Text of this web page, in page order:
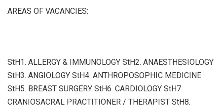
AREAS OF VACANCIES:
StH1. ALLERGY & IMMUNOLOGY StH2. ANAESTHESIOLOGY
StH3. ANGIOLOGY StH4. ANTHROPOSOPHIC MEDICINE
StH5. BREAST SURGERY StH6. CARDIOLOGY StH7.
CRANIOSACRAL PRACTITIONER / THERAPIST StH8.